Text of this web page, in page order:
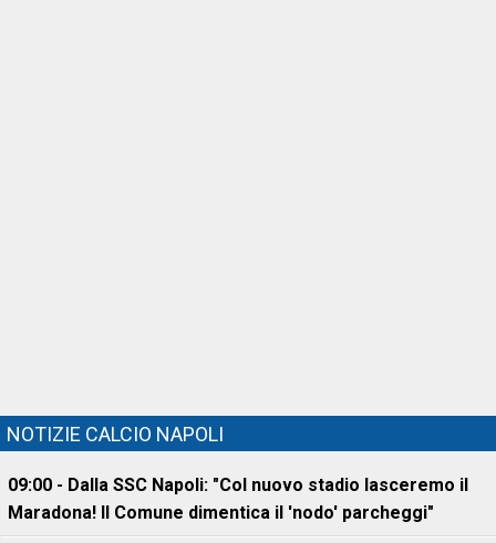
NOTIZIE CALCIO NAPOLI
09:00 - Dalla SSC Napoli: "Col nuovo stadio lasceremo il
Maradona! Il Comune dimentica il 'nodo' parcheggi"